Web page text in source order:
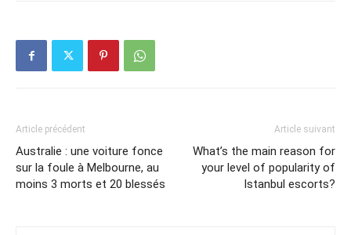
Article précédent
Australie : une voiture fonce
sur la foule à Melbourne, au
moins 3 morts et 20 blessés
Article suivant
What’s the main reason for
your level of popularity of
Istanbul escorts?